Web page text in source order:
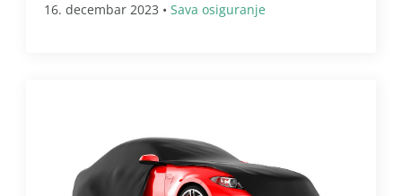
16. decembar 2023 • Sava osiguranje